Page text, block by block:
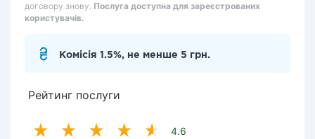
договору знову. Послуга доступна для зареєстрованих
користувачів.
Комісія 1.5%, не менше 5 грн.
Рейтинг послуги
4.6